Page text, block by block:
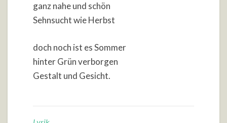
ganz nahe und schön
Sehnsucht wie Herbst
doch noch ist es Sommer
hinter Grün verborgen
Gestalt und Gesicht.